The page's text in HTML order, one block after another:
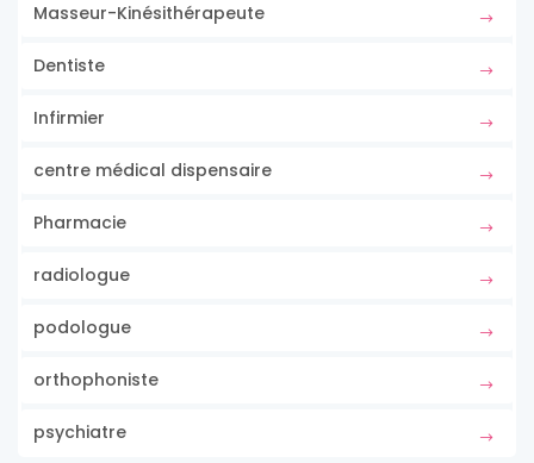
Masseur-Kinésithérapeute
Dentiste
Infirmier
centre médical dispensaire
Pharmacie
radiologue
podologue
orthophoniste
psychiatre